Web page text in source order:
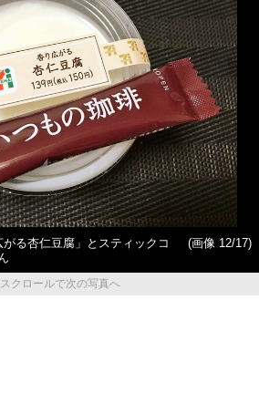
る杏仁豆腐」とスティックコ
(画像 12/17)
クロールで次の写真へ